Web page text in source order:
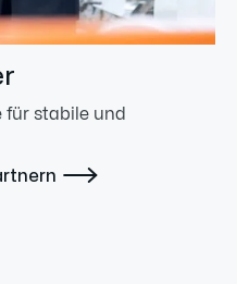
für stabile und
